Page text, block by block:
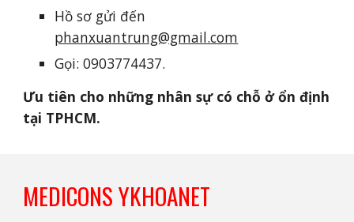
phanxuantrung@gmail.com
Gọi: 0903774437.
Ưu tiên cho những nhân sự có chỗ ở ổn định
tại TPHCM.
MEDICONS YKHOANET